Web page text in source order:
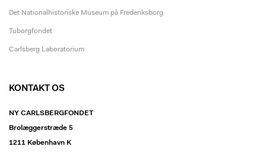
Det Nationalhistoriske Museum på Frederiksborg
Tuborgfondet
Carlsberg Laboratorium
KONTAKT OS
NY CARLSBERGFONDET
Brolæggerstræde 5
1211 København K